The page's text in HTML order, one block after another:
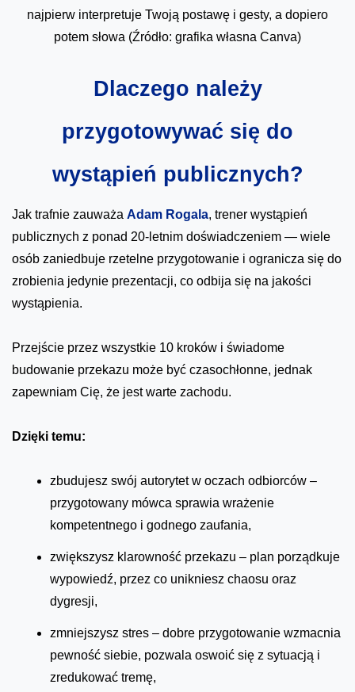
najpierw interpretuje Twoją postawę i gesty, a dopiero
potem słowa (Źródło: grafika własna Canva)
Dlaczego należy
przygotowywać się do
wystąpień publicznych?
Jak trafnie zauważa Adam Rogala, trener wystąpień
publicznych z ponad 20-letnim doświadczeniem — wiele
osób zaniedbuje rzetelne przygotowanie i ogranicza się do
zrobienia jedynie prezentacji, co odbija się na jakości
wystąpienia.
Przejście przez wszystkie 10 kroków i świadome
budowanie przekazu może być czasochłonne, jednak
zapewniam Cię, że jest warte zachodu.
Dzięki temu:
zbudujesz swój autorytet w oczach odbiorców –
przygotowany mówca sprawia wrażenie
kompetentnego i godnego zaufania,
zwiększysz klarowność przekazu – plan porządkuje
wypowiedź, przez co unikniesz chaosu oraz
dygresji,
zmniejszysz stres – dobre przygotowanie wzmacnia
pewność siebie, pozwala oswoić się z sytuacją i
zredukować tremę,